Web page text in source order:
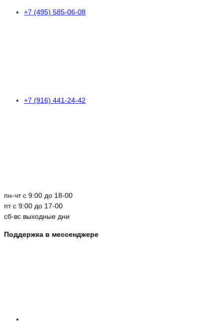
+7 (495) 585-06-08
+7 (916) 441-24-42
пн-чт с 9:00 до 18-00
пт с 9:00 до 17-00
сб-вс выходные дни
Поддержка в мессенджере